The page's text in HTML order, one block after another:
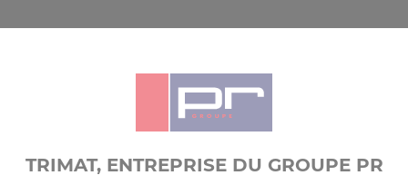
TRIMAT, ENTREPRISE DU GROUPE PR